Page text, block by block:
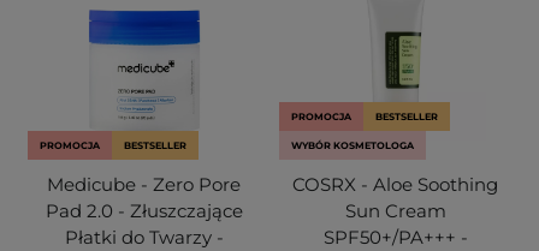
PROMOCJA BESTSELLER
Medicube - Zero Pore
Pad 2.0 - Złuszczające
Płatki do Twarzy -
PROMOCJA BESTSELLER
WYBÓR KOSMETOLOGA
COSRX - Aloe Soothing
Sun Cream
SPF50+/PA+++ -